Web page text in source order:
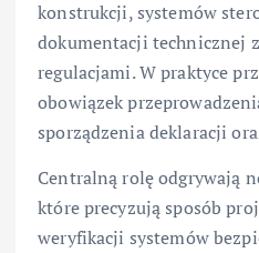
konstrukcji, systemów
dokumentacji technicznej
regulacjami. W praktyce
obowiązek
sporządzenia deklaracji
Centralną rolę odgrywają
które precyzują sposób
weryfikacji systemów